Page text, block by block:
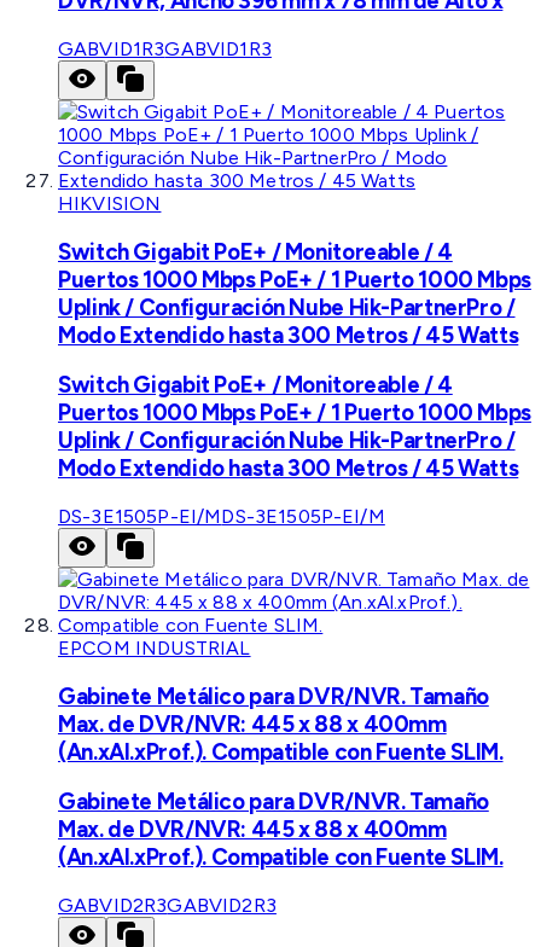
GABVID1R3GABVID1R3
HIKVISION
Switch Gigabit PoE+ / Monitoreable / 4
Puertos 1000 Mbps PoE+ / 1 Puerto 1000 Mbps
Uplink / Configuración Nube Hik-PartnerPro /
Modo Extendido hasta 300 Metros / 45 Watts
Switch Gigabit PoE+ / Monitoreable / 4
Puertos 1000 Mbps PoE+ / 1 Puerto 1000 Mbps
Uplink / Configuración Nube Hik-PartnerPro /
Modo Extendido hasta 300 Metros / 45 Watts
DS-3E1505P-EI/MDS-3E1505P-EI/M
EPCOM INDUSTRIAL
Gabinete Metálico para DVR/NVR. Tamaño
Max. de DVR/NVR: 445 x 88 x 400mm
(An.xAl.xProf.). Compatible con Fuente SLIM.
Gabinete Metálico para DVR/NVR. Tamaño
Max. de DVR/NVR: 445 x 88 x 400mm
(An.xAl.xProf.). Compatible con Fuente SLIM.
GABVID2R3GABVID2R3